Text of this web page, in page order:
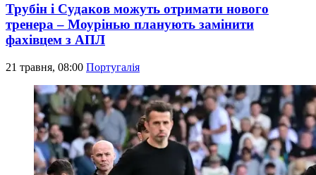
Трубін і Судаков можуть отримати нового
тренера – Моурінью планують замінити
фахівцем з АПЛ
21 травня, 08:00 Португалія